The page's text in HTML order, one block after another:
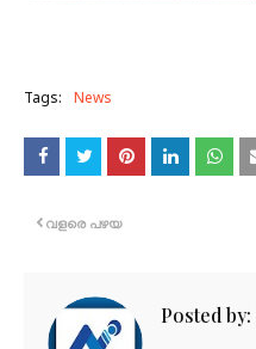
Tags: News
വളരെ പഴയ
Posted by: